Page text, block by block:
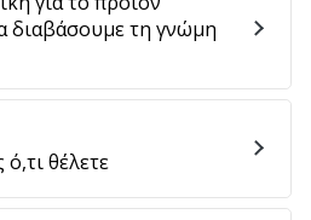
το προϊόν
διαβάσουμε τη γνώμη
θέλετε